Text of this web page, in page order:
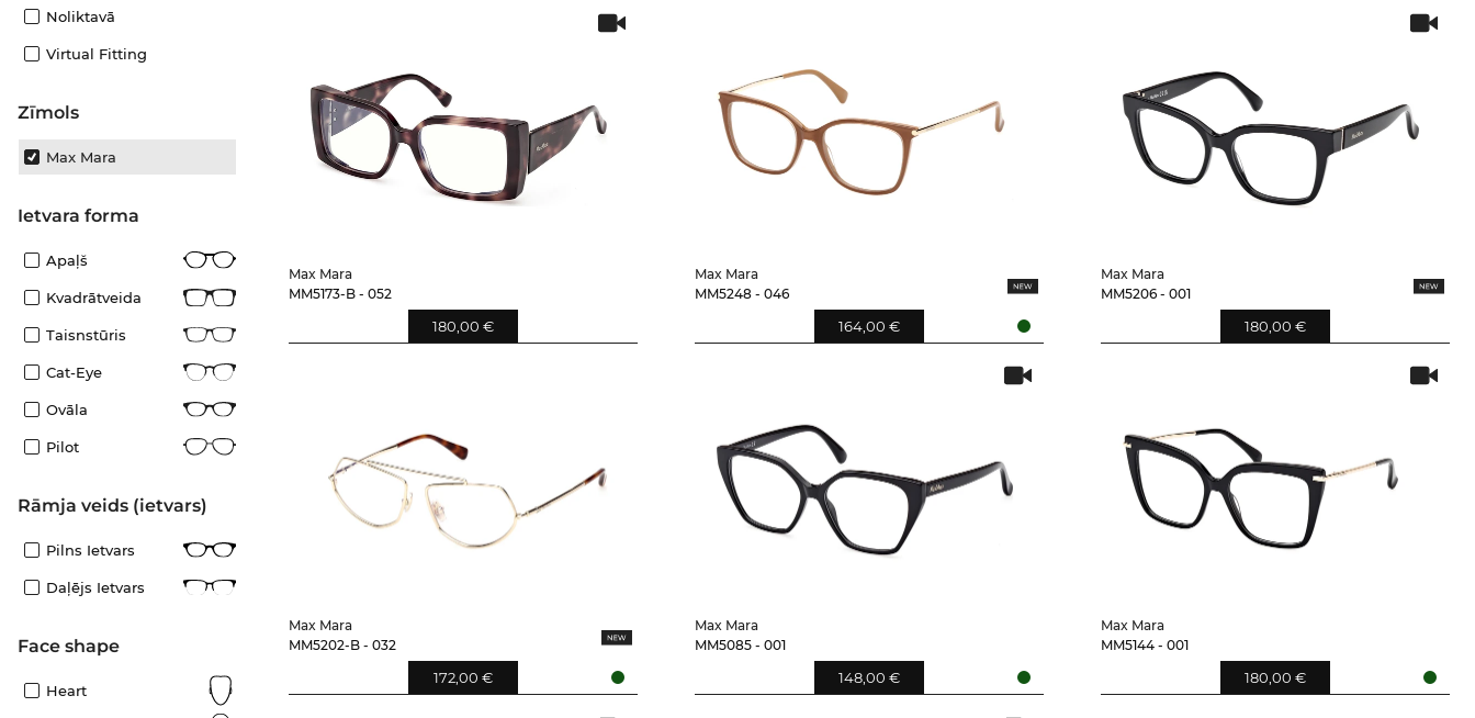
Noliktavā
Virtual Fitting
Zīmols
Max Mara
Ietvara forma
Apaļš
Kvadrātveida
Taisnstūris
Cat-Eye
Ovāla
Pilot
Rāmja veids (ietvars)
Pilns Ietvars
Daļējs Ietvars
Face shape
Heart
Max Mara
MM5173-B - 052
180,00 €
Max Mara
MM5248 - 046
164,00 €
Max Mara
MM5206 - 001
180,00 €
Max Mara
MM5202-B - 032
172,00 €
Max Mara
MM5085 - 001
148,00 €
Max Mara
MM5144 - 001
180,00 €